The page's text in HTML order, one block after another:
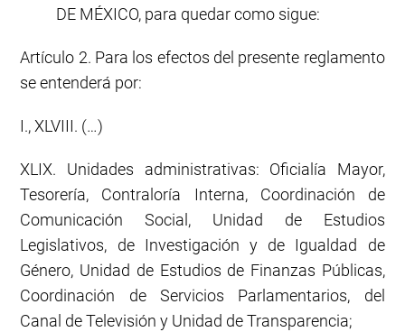
DE MÉXICO, para quedar como sigue:
Artículo 2. Para los efectos del presente reglamento
se entenderá por:
I., XLVIII. (…)
XLIX. Unidades administrativas: Oficialía Mayor,
Tesorería, Contraloría Interna, Coordinación de
Comunicación Social, Unidad de Estudios
Legislativos, de Investigación y de Igualdad de
Género, Unidad de Estudios de Finanzas Públicas,
Coordinación de Servicios Parlamentarios, del
Canal de Televisión y Unidad de Transparencia;